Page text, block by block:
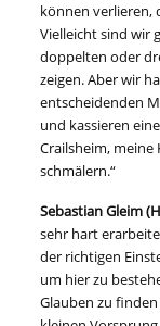
können verlieren,
Vielleicht sind wir
doppelten oder
zeigen. Aber wir
entscheidenden
und kassieren
Crailsheim,
schmälern.“
Sebastian Gleim
sehr hart
der richtigen
um hier zu
Glauben zu